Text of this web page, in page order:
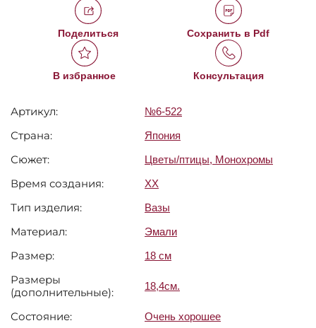
Поделиться Сохранить в Pdf
В избранное Консультация
Артикул: №6-522
Страна: Япония
Сюжет: Цветы/птицы, Монохромы
Время создания: XX
Тип изделия: Вазы
Материал: Эмали
Размер: 18 см
Размеры
(дополнительные):
18,4см.
Состояние: Очень хорошее